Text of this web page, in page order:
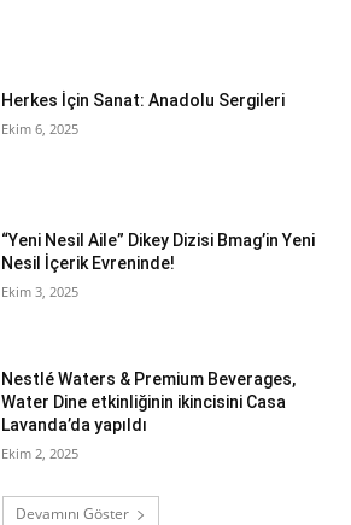
Herkes İçin Sanat: Anadolu Sergileri
Ekim 6, 2025
“Yeni Nesil Aile” Dikey Dizisi Bmag’in Yeni
Nesil İçerik Evreninde!
Ekim 3, 2025
Nestlé Waters & Premium Beverages,
Water Dine etkinliğinin ikincisini Casa
Lavanda’da yapıldı
Ekim 2, 2025
Devamını Göster